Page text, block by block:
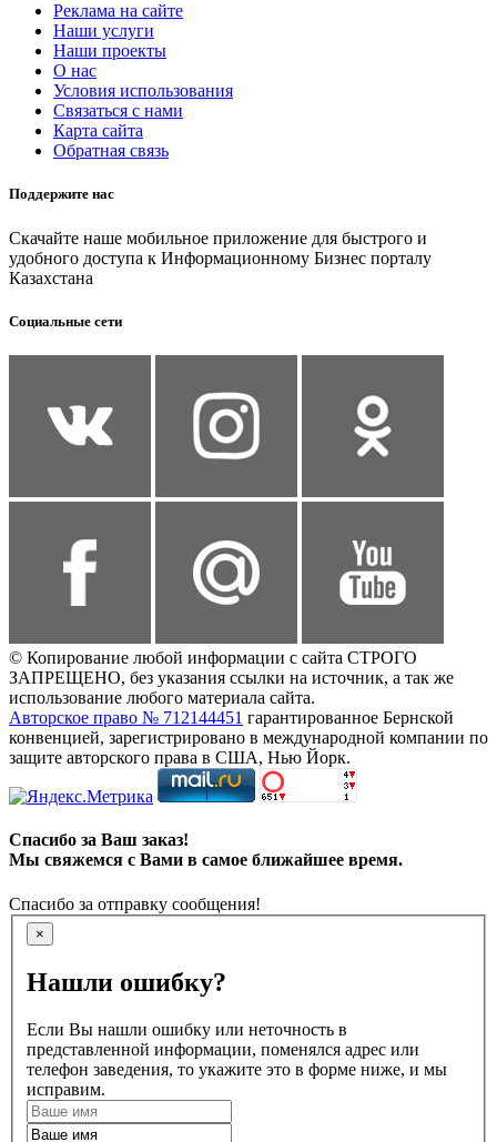
Реклама на сайте
Наши услуги
Наши проекты
О нас
Условия использования
Связаться с нами
Карта сайта
Обратная связь
Поддержите нас
Скачайте наше мобильное приложение для быстрого и
удобного доступа к Информационному Бизнес порталу
Казахстана
Социальные сети
© Копирование любой информации с сайта СТРОГО
ЗАПРЕЩЕНО, без указания ссылки на источник, а так же
использование любого материала сайта.
Авторское право № 712144451 гарантированное Бернской
конвенцией, зарегистрировано в международной компании по
защите авторского права в США, Нью Йорк.
Спасибо за Ваш заказ!
Мы свяжемся с Вами в самое ближайшее время.
Спасибо за отправку сообщения!
×
Нашли ошибку?
Если Вы нашли ошибку или неточность в
представленной информации, поменялся адрес или
телефон заведения, то укажите это в форме ниже, и мы
исправим.